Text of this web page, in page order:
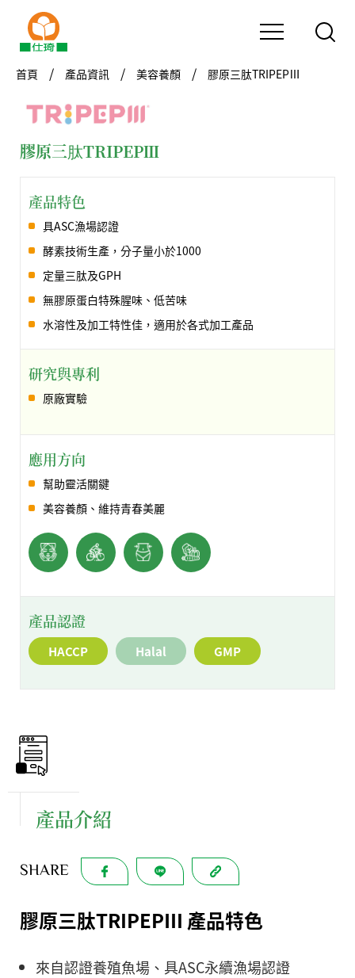
首頁 產品資訊 美容養顏 膠原三肽TRIPEPⅢ
膠原三肽TRIPEPⅢ
產品特色
具ASC漁場認證
酵素技術生產，分子量小於1000
定量三肽及GPH
無膠原蛋白特殊腥味、低苦味
水溶性及加工特性佳，適用於各式加工產品
研究與專利
原廠實驗
應用方向
幫助靈活關鍵
美容養顏、維持青春美麗
產品認證
HACCP Halal GMP
產品介紹
SHARE
膠原三肽TRIPEPⅢ 產品特色
來自認證養殖魚場、具ASC永續漁場認證